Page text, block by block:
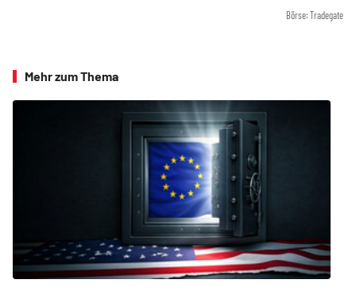
Börse: Tradegate
Mehr zum Thema